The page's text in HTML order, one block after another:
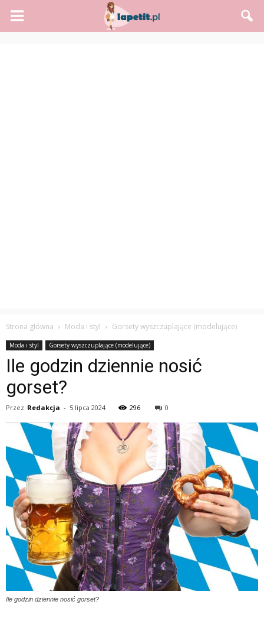
Strona główna Moda i styl Gorsety wyszczuplające (modelujące)
Moda i styl Gorsety wyszczuplające (modelujące)
Ile godzin dziennie nosić
gorset?
Przez Redakcja - 5 lipca 2024 296 0
Ile godzin dziennie nosić gorset?